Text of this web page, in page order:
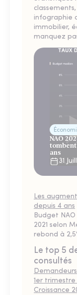
infographie
immobilier,
manquez
NAO
ans
31
Les
depuis 4 ans
Budget NAO
2021 selon
rebond à
Le top 5
consultés
1er trimestre
Croissance